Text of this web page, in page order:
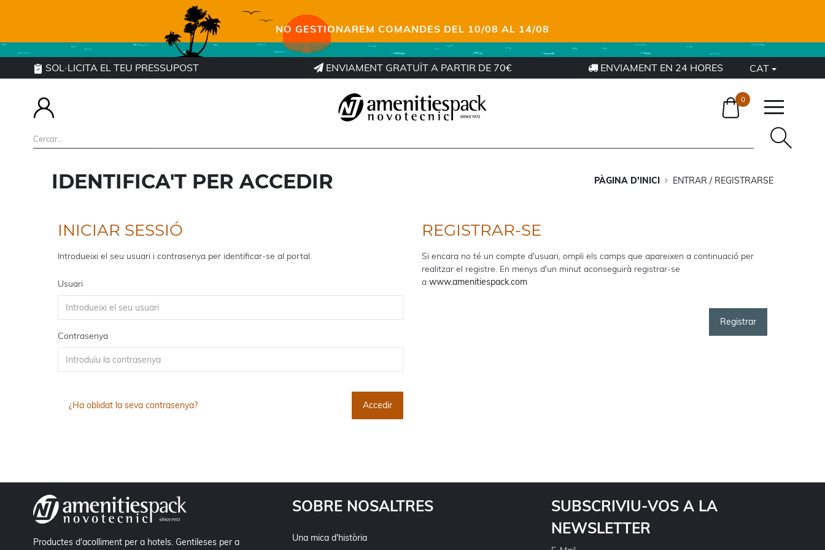
NO GESTIONAREM COMANDES DEL 10/08 AL 14/08
SOL·LICITA EL TEU PRESSUPOST ENVIAMENT GRATUÏT A PARTIR DE 70€ ENVIAMENT EN 24 HORES CAT
0
IDENTIFICA'T PER ACCEDIR PÀGINA D'INICI ENTRAR / REGISTRARSE
INICIAR SESSIÓ
Introdueixi el seu usuari i contrasenya per identificar-se al portal.
Usuari
Contrasenya
¿Ha oblidat la seva contrasenya?
REGISTRAR-SE
Si encara no té un compte d'usuari, ompli els camps que apareixen a continuació per
realitzar el registre. En menys d'un minut aconseguirà registrar-se
a www.amenitiespack.com
Productes d'acolliment per a hotels. Gentileses per a
SOBRE NOSALTRES
Una mica d'història
SUBSCRIVIU-VOS A LA
NEWSLETTER